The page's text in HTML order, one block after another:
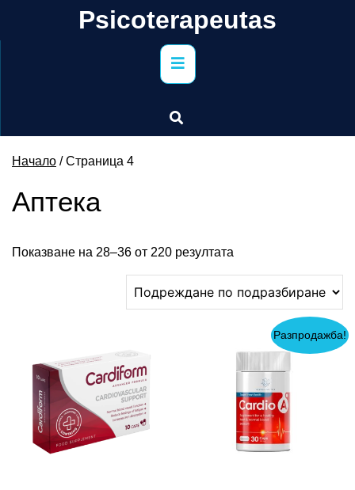
Psicoterapeutas
Primary
Menu
Начало / Страница 4
Аптека
Показване на 28–36 от 220 резултата
Разпродажба!